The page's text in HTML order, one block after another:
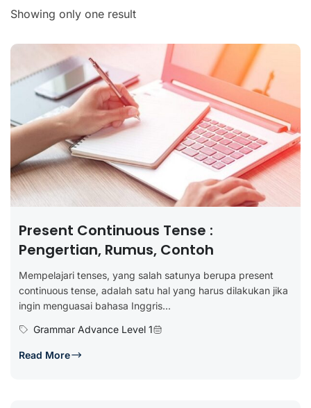
Showing only one result
Present Continuous Tense :
Pengertian, Rumus, Contoh
Mempelajari tenses, yang salah satunya berupa present
continuous tense, adalah satu hal yang harus dilakukan jika
ingin menguasai bahasa Inggris...
Grammar Advance Level 1
Read More